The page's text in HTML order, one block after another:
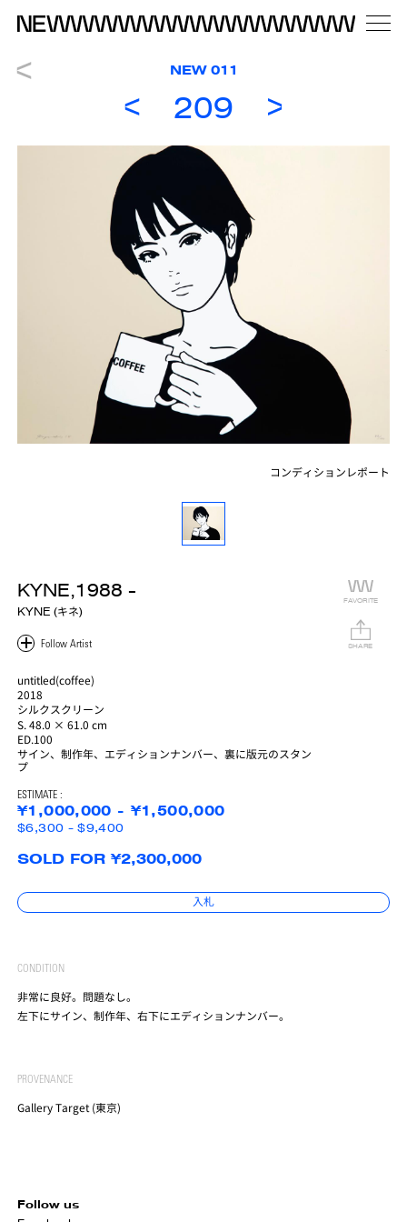
NEW 011
209
コンディションレポート
KYNE,1988 -
KYNE (キネ)
untitled(coffee)
2018
シルクスクリーン
S. 48.0 × 61.0 cm
ED.100
サイン、制作年、エディションナンバー、裏に版元のスタン
プ
FAVORITE
SHARE
ESTIMATE :
¥1,000,000 - ¥1,500,000
$6,300 - $9,400
SOLD FOR ¥2,300,000
入札
CONDITION
非常に良好。問題なし。
左下にサイン、制作年、右下にエディションナンバー。
PROVENANCE
Gallery Target (東京)
Follow us